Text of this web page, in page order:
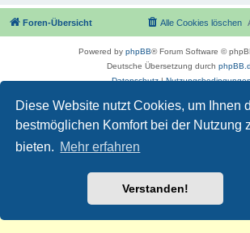
Diese Website nutzt Cookies, um Ihnen
bestmöglichen Komfort bei der Nutzung
bieten. Mehr erfahren
Verstanden!
Foren-Übersicht Alle Cookies löschen
Powered by phpBB® Forum Software ©
Deutsche Übersetzung durch
Datenschutz|